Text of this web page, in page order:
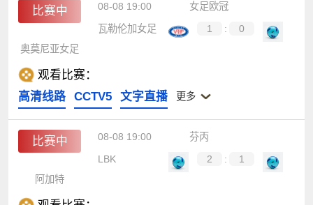
比赛中 08-08 19:00
女足欧冠
瓦勒伦加女足
1 :
0
奥莫尼亚女足
观看比赛：
高清线路
CCTV5 文字直播 更多
比赛中 08-08 19:00
芬丙
LBK
2 :
1
阿加特